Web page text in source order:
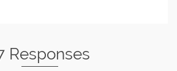
Responses